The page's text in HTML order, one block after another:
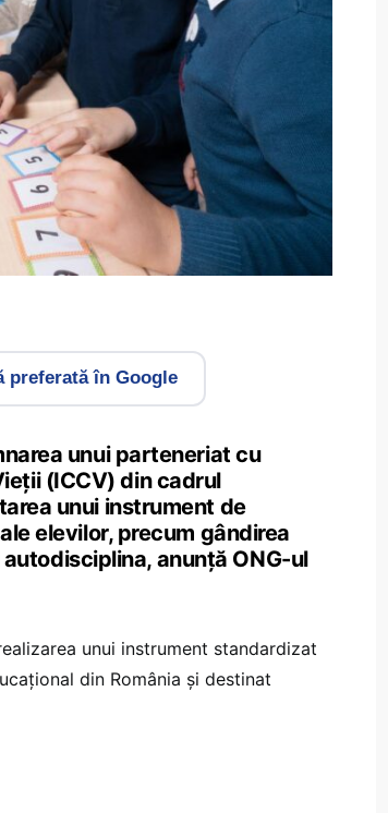
preferată în Google
unui parteneriat cu
(ICCV) din cadrul
unui instrument de
elevilor, precum gândirea
anunță ONG-ul
unui instrument standardizat
din România și destinat